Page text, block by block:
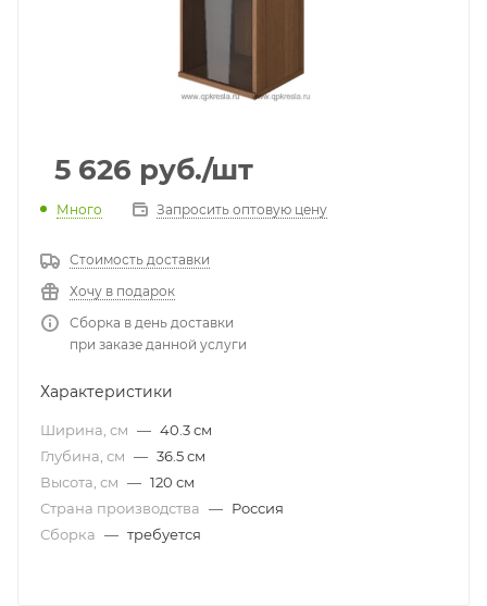
5 626 руб./шт
Много Запросить оптовую цену
Стоимость доставки
Хочу в подарок
Сборка в день доставки
при заказе данной услуги
Характеристики
Ширина, см — 40.3 см
Глубина, см — 36.5 см
Высота, см — 120 см
Страна производства — Россия
Сборка — требуется